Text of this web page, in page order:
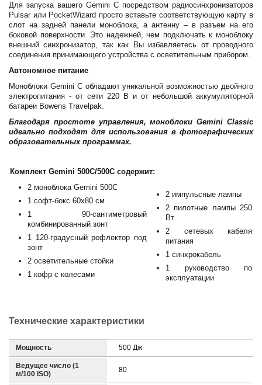
Для запуска вашего Gemini C посредством радиосинхронизаторов
Pulsar или PocketWizard просто вставьте соответствующую карту в
слот на задней панели моноблока, а антенну – в разъем на его
боковой поверхности. Это надежней, чем подключать к моноблоку
внешний синхронизатор, так как Вы избавляетесь от проводного
соединения принимающего устройства с осветительным прибором.
Автономное питание
Моноблоки Gemini C обладают уникальной возможностью двойного
электропитания - от сети 220 В и от небольшой аккумуляторной
батареи Bowens Travelpak.
Благодаря простоте управления, моноблоки Gemini Classic
идеально подходят для использования в фотографических
образовательных программах.
Комплект Gemini 500C/500C содержит:
2 моноблока Gemini 500C
1 софт-бокс 60х80 см
1 90-сантиметровый
комбинированный зонт
1 120-градусный рефлектор под
зонт
2 осветительные стойки
1 кофр с колесами
2 импульсные лампы
2 пилотные лампы 250
Вт
2 сетевых кабеля
питания
1 синхрокабель
1 руководство по
эксплуатации
Технические характеристики
Мощность 500 Дж
Ведущее число (1
м/100 ISO)
80